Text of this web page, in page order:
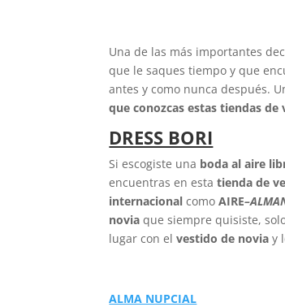
Una de las más importantes
que le saques tiempo y que
antes y como nunca después.
que conozcas estas tiendas
DRESS BORI
Si escogiste una boda al aire
encuentras en estatienda de
internacional comoAIRE–
novia que siempre quisiste,
lugar con elvestido de novia y
ALMA NUPCIAL